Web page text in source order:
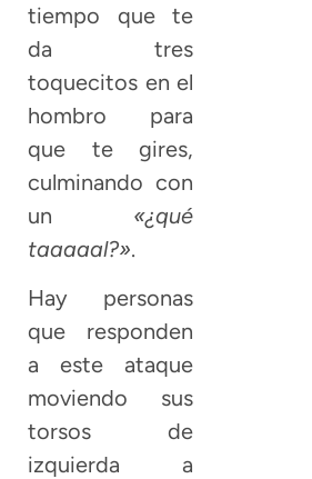
tiempo que te
da tres
toquecitos en el
hombro para
que te gires,
culminando con
un «¿qué
taaaaal?».
Hay personas
que responden
a este ataque
moviendo sus
torsos de
izquierda a